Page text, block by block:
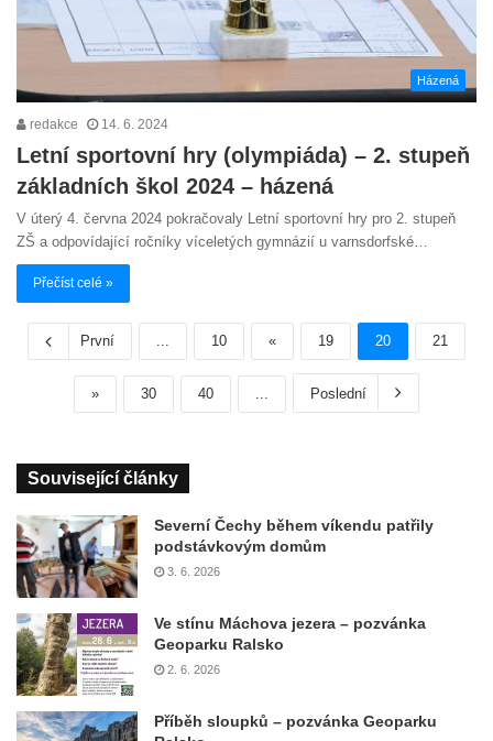
Házená
redakce 14. 6. 2024
Letní sportovní hry (olympiáda) – 2. stupeň
základních škol 2024 – házená
V úterý 4. června 2024 pokračovaly Letní sportovní hry pro 2. stupeň
ZŠ a odpovídající ročníky víceletých gymnázií u varnsdorfské…
Přečíst celé »
První 10 « 19 20 21
» 30 40 Poslední
Související články
Severní Čechy během víkendu patřily
podstávkovým domům
3. 6. 2026
Ve stínu Máchova jezera – pozvánka
Geoparku Ralsko
2. 6. 2026
Příběh sloupků – pozvánka Geoparku